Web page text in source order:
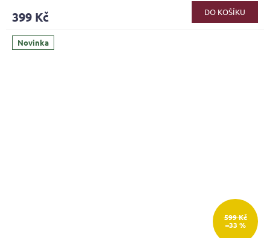
399 Kč DO KOŠÍKU
Novinka
599 Kč
–33 %